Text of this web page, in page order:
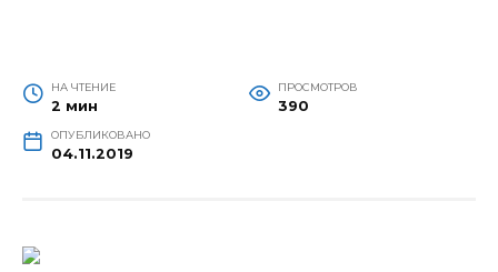
НА ЧТЕНИЕ
2 мин
ПРОСМОТРОВ
390
ОПУБЛИКОВАНО
04.11.2019